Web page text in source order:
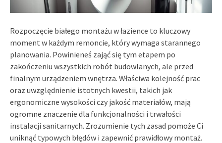
Rozpoczęcie białego montażu w łazience to kluczowy
moment w każdym remoncie, który wymaga starannego
planowania. Powinieneś zająć się tym etapem po
zakończeniu wszystkich robót budowlanych, ale przed
finalnym urządzeniem wnętrza. Właściwa kolejność prac
oraz uwzględnienie istotnych kwestii, takich jak
ergonomiczne wysokości czy jakość materiałów, mają
ogromne znaczenie dla funkcjonalności i trwałości
instalacji sanitarnych. Zrozumienie tych zasad pomoże Ci
uniknąć typowych błędów i zapewnić prawidłowy montaż.